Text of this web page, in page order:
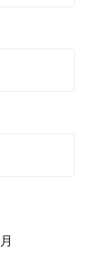
月